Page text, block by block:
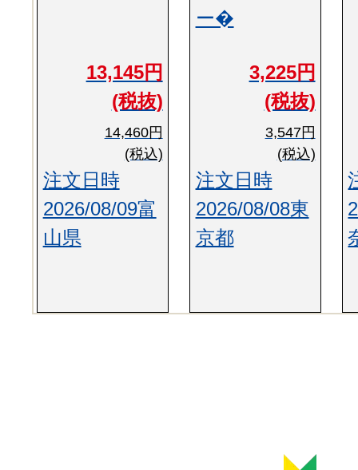
13,145円
(税抜)
14,460円
(税込)
注文日時
2026/08/09富
山県
ー�
3,225円
(税抜)
3,547円
(税込)
注文日時
2026/08/08東
京都